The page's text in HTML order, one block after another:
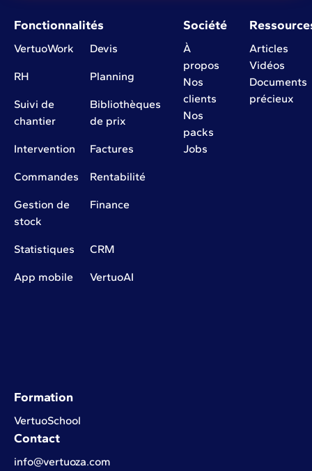
Fonctionnalités
VertuoWork Devis
RH Planning
Suivi de
chantier
Bibliothèques
de prix
Intervention Factures
Commandes Rentabilité
Gestion de
stock
Finance
Statistiques CRM
App mobile VertuoAI
Société
À
propos
Nos
clients
Nos
packs
Jobs
Articles
Vidéos
Documents
précieux
Formation
VertuoSchool
Contact
info@vertuoza.com